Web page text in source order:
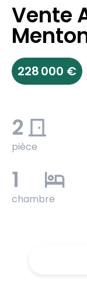
Vente
228 000 €
2
pièce
1
chambre